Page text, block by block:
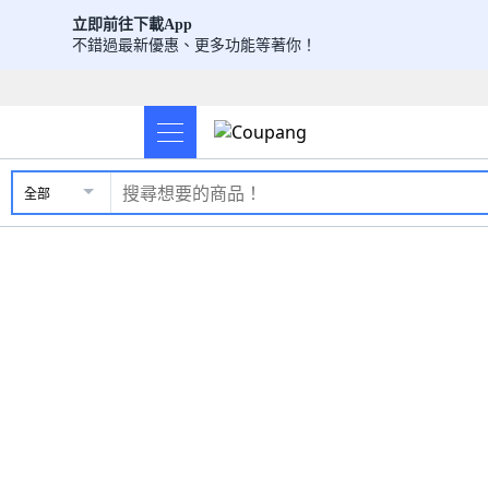
立即前往下載App
不錯過最新優惠、更多功能等著你！
全部